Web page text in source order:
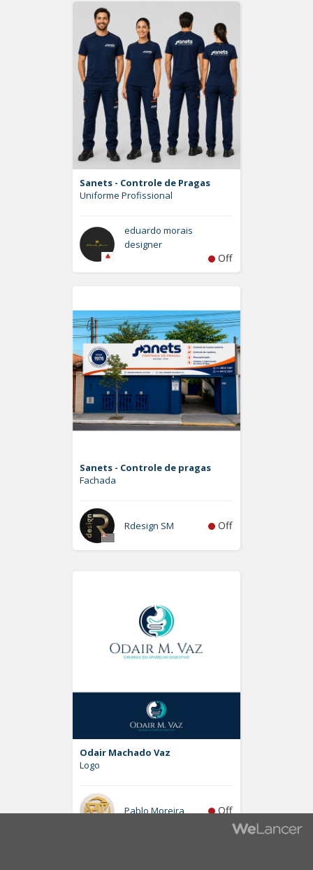
Sanets - Controle de Pragas
Uniforme Profissional
eduardo morais
designer
Off
Sanets - Controle de pragas
Fachada
Rdesign SM Off
Odair Machado Vaz
Logo
Pablo Moreira Off